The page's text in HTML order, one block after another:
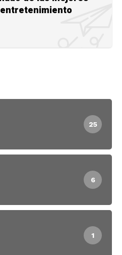
25
6
1